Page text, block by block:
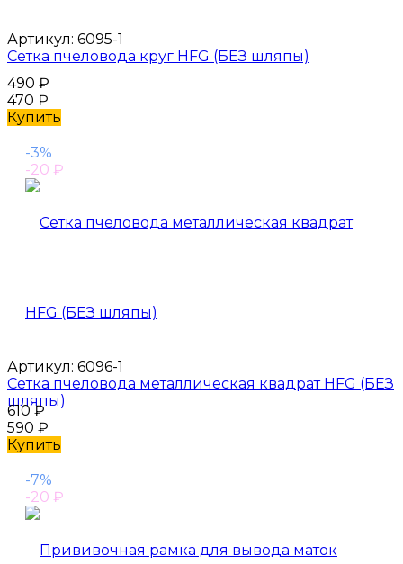
Артикул: 6095-1
Сетка пчеловода круг HFG (БЕЗ шляпы)
490 ₽
470 ₽
Купить
-3%
-20 ₽
Артикул: 6096-1
Сетка пчеловода металлическая квадрат HFG (БЕЗ
шляпы)
610₽
590 ₽
Купить
-7%
-20 ₽